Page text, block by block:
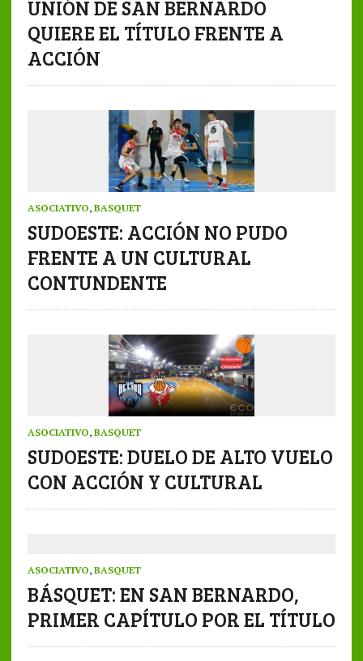
UNIÓN DE SAN BERNARDO
QUIERE EL TÍTULO FRENTE A
ACCIÓN
ASOCIATIVO, BASQUET
SUDOESTE: ACCIÓN NO PUDO
FRENTE A UN CULTURAL
CONTUNDENTE
ASOCIATIVO, BASQUET
SUDOESTE: DUELO DE ALTO VUELO
CON ACCIÓN Y CULTURAL
ASOCIATIVO, BASQUET
BÁSQUET: EN SAN BERNARDO,
PRIMER CAPÍTULO POR EL TÍTULO